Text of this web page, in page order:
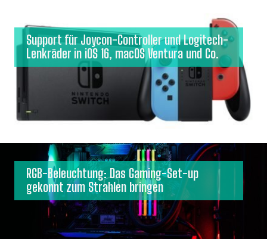
Support für Joycon-Controller und Logitech-
Lenkräder in iOS 16, macOS Ventura und Co.
RGB-Beleuchtung: Das Gaming-Set-up
gekonnt zum Strahlen bringen